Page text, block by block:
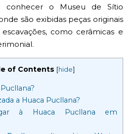
conhecer o Museu de Sítio
são exibidas peças originais
como cerâmicas e
of Contents [hide]
a Huaca Pucllana?
à Huaca Pucllana em